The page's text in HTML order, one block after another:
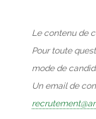
Le contenu de
Pour toute
mode de
Un email de